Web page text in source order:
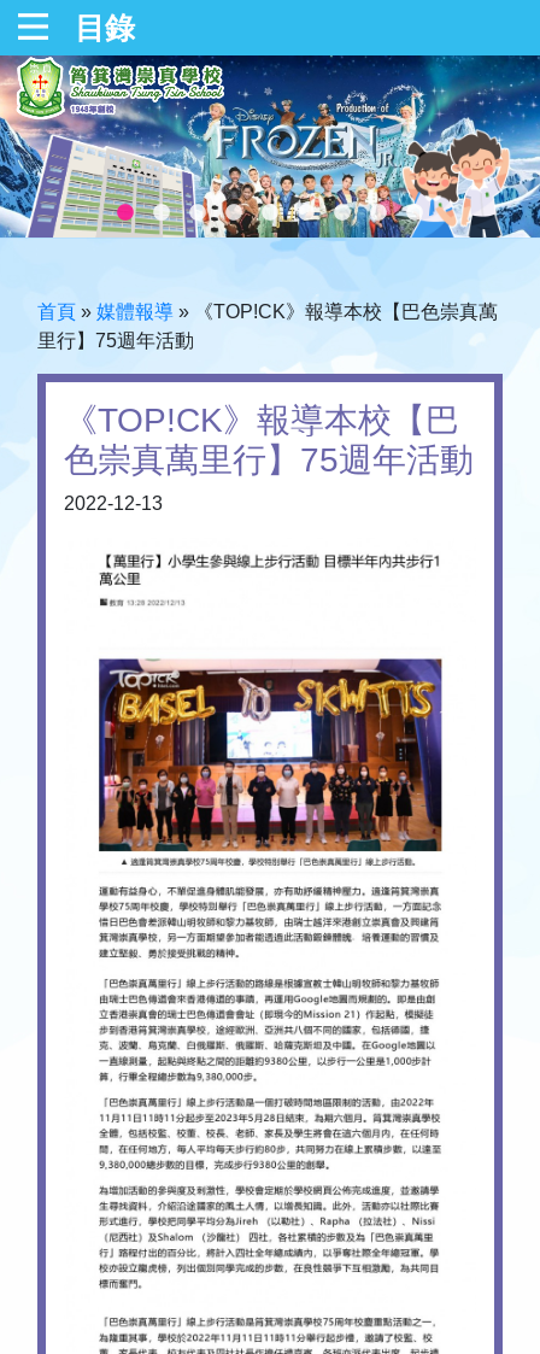
目錄
首頁 » 媒體報導 »
《TOP!CK》報導本校【巴色崇真萬
里行】75週年活動
《TOP!CK》報導本校【巴
色崇真萬里行】75週年活動
2022-12-13